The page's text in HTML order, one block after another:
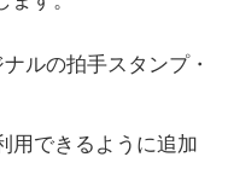
ルの拍手スタンプ・
用できるように追加